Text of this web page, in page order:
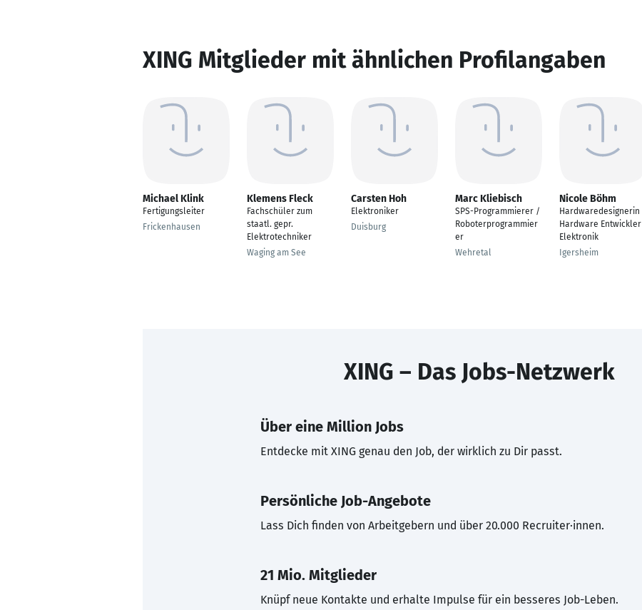
XING Mitglieder mit ähnlichen Profilangaben
Michael Klink
Fertigungsleiter
Frickenhausen
Klemens Fleck
Fachschüler zum
staatl. gepr.
Elektrotechniker
Waging am See
Carsten Hoh
Elektroniker
Duisburg
Marc Kliebisch
SPS-Programmierer /
Roboterprogrammier
er
Wehretal
Nicole Böhm
Hardwaredesignerin
Hardware Entwickler
Elektronik
Igersheim
XING – Das Jobs-Netzwerk
Über eine Million Jobs
Entdecke mit XING genau den Job, der wirklich zu Dir passt.
Persönliche Job-Angebote
Lass Dich finden von Arbeitgebern und über 20.000 Recruiter·innen.
21 Mio. Mitglieder
Knüpf neue Kontakte und erhalte Impulse für ein besseres Job-Leben.